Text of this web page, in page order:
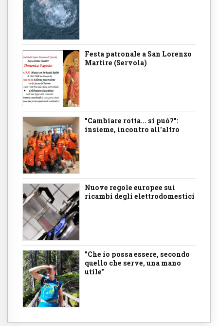
Festa patronale a San Lorenzo
Martire (Servola)
"Cambiare rotta... si può?":
insieme, incontro all'altro
Nuove regole europee sui
ricambi degli elettrodomestici
"Che io possa essere, secondo
quello che serve, una mano
utile"